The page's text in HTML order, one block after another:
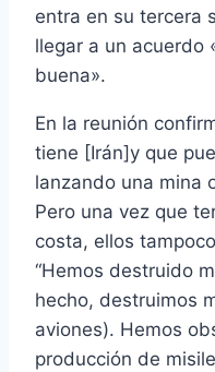
entra en su tercera
llegar a un acuerdo
buena».
En la reunión
tiene [Irán]y que
lanzando una mina
Pero una vez que
costa, ellos
“Hemos destruido
hecho, destruimos
aviones). Hemos
producción de